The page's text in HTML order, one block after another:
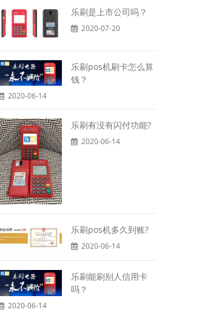
乐刷是上市公司吗？
2020-07-20
乐刷pos机刷卡怎么算
钱？
2020-06-14
乐刷有没有闪付功能?
2020-06-14
乐刷pos机多久到账?
2020-06-14
乐刷能刷别人信用卡
吗？
2020-06-14